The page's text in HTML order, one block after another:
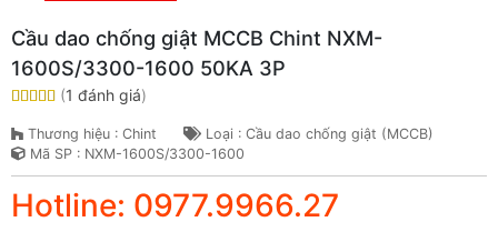
Cầu dao chống giật MCCB Chint NXM-
1600S/3300-1600 50KA 3P
(1 đánh giá)
Thương hiệu : Chint
Loại : Cầu dao chống giật (MCCB)
Mã SP : NXM-1600S/3300-1600
Hotline: 0977.9966.27